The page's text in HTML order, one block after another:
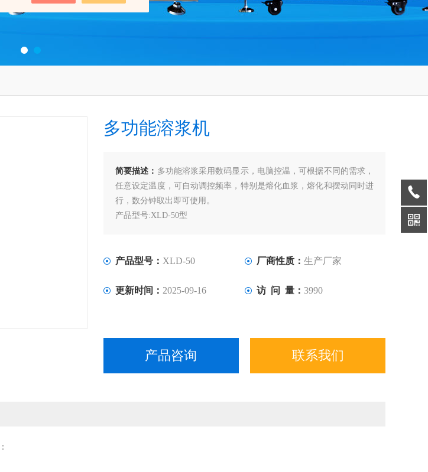
多功能溶浆机
简要描述： 多功能溶浆采用数码显示，电脑控温，可根据不同的需求，
任意设定温度，可自动调控频率，特别是熔化血浆，熔化和摆动同时进
行，数分钟取出即可使用。
产品型号:XLD-50型
产品型号： XLD-50 厂商性质： 生产厂家
更新时间： 2025-09-16 访 问 量： 3990
产品咨询 联系我们